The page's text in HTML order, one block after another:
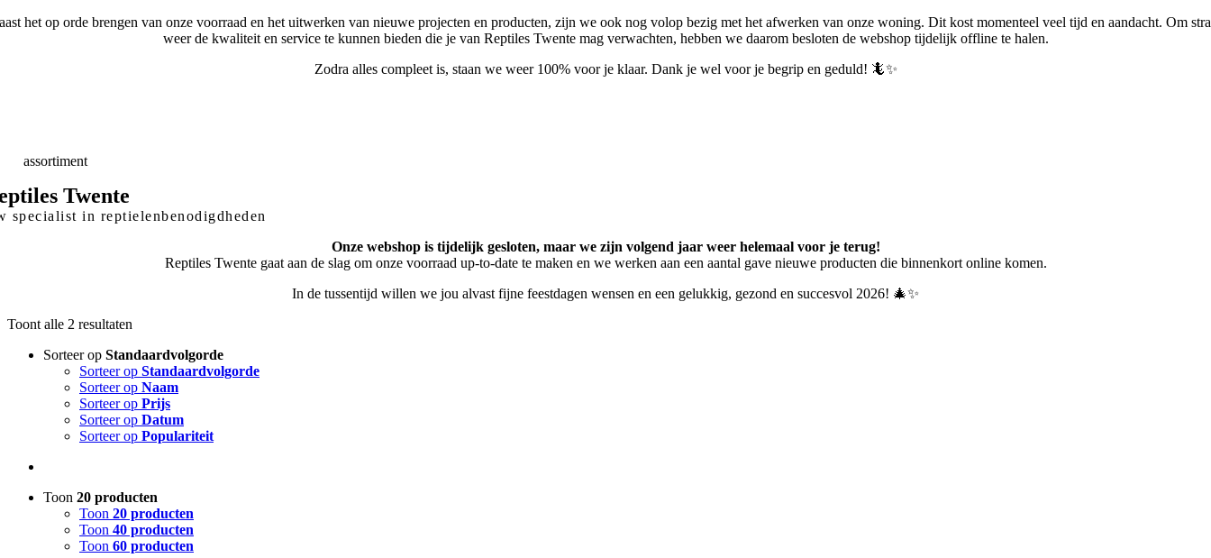
het op orde brengen van onze voorraad en het uitwerken van nieuwe projecten en producten, zijn we ook nog volop bezig met het afwerken van onze woning. Dit kost momenteel veel tijd en aandacht. Om
weer de kwaliteit en service te kunnen bieden die je van Reptiles Twente mag verwachten, hebben we daarom besloten de webshop tijdelijk offline te halen.
Zodra alles compleet is, staan we weer 100% voor je klaar. Dank je wel voor je begrip en geduld! 🦎✨
assortiment
Twente
specialist in reptielenbenodigdheden
Onze webshop is tijdelijk gesloten, maar we zijn volgend jaar weer helemaal voor je terug!
Reptiles Twente gaat aan de slag om onze voorraad up-to-date te maken en we werken aan een aantal gave nieuwe producten die binnenkort online komen.
In de tussentijd willen we jou alvast fijne feestdagen wensen en een gelukkig, gezond en succesvol 2026! 🎄✨
Toont alle 2 resultaten
Sorteer op Standaardvolgorde
Sorteer op Standaardvolgorde
Sorteer op Naam
Sorteer op Prijs
Sorteer op Datum
Sorteer op Populariteit
Toon 20 producten
Toon 20 producten
Toon 40 producten
Toon 60 producten